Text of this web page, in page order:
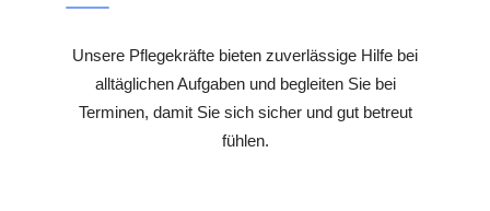
Unsere Pflegekräfte bieten zuverlässige Hilfe bei
alltäglichen Aufgaben und begleiten Sie bei
Terminen, damit Sie sich sicher und gut betreut
fühlen.